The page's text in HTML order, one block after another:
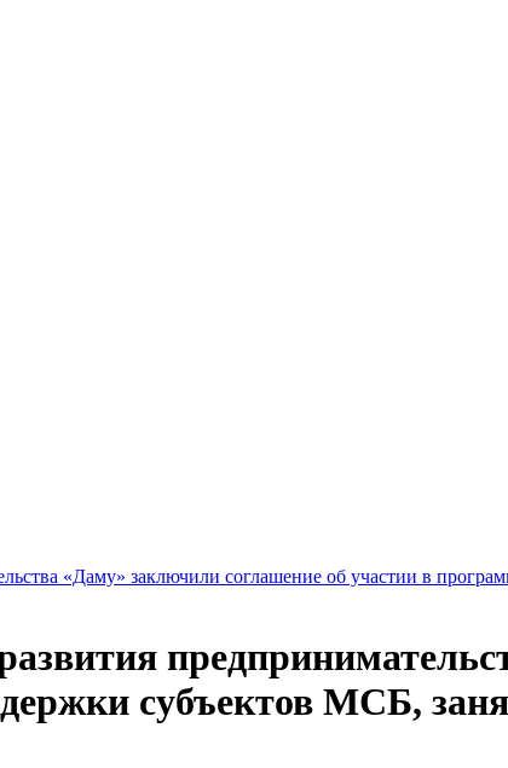
«Даму» заключили соглашение об участии в
субъектов МСБ,